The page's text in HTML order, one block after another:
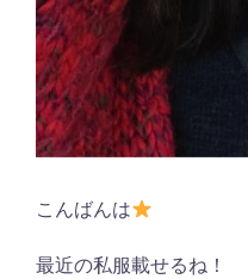
こんばんは
最近の私服載せるね！